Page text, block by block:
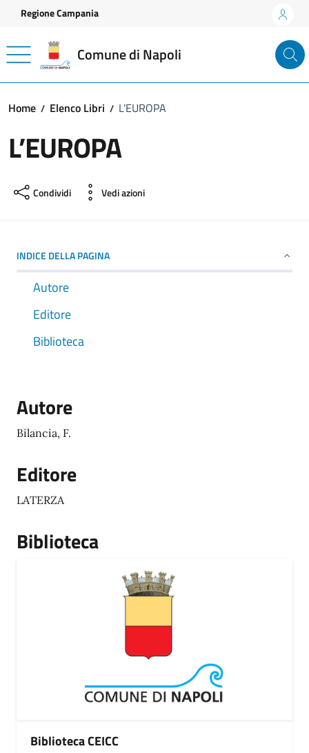
Vai ai contenuti
Vai al footer
Regione Campania
Comune di Napoli
Home Elenco Libri L’EUROPA
L’EUROPA
Condividi Vedi azioni
INDICE DELLA PAGINA
Autore
Editore
Biblioteca
Autore
Bilancia, F.
Editore
LATERZA
Biblioteca
Biblioteca CEICC